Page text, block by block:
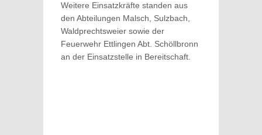
Weitere Einsatzkräfte standen aus
den Abteilungen Malsch, Sulzbach,
Waldprechtsweier sowie der
Feuerwehr Ettlingen Abt. Schöllbronn
an der Einsatzstelle in Bereitschaft.